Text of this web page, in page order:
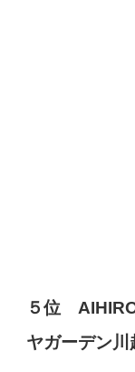
５位
ヤガーデン川